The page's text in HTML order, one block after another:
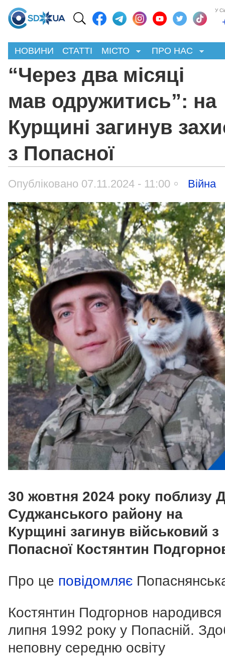
У
НОВИНИ СТАТТІ МІСТО ПРО НАС
“Через два місяці
мав одружитись”: на
Курщині загинув
з Попасної
Опубліковано 07.11.2024 - 11:00 Війна
30 жовтня 2024 року поблизу
Суджанського району на
Курщині загинув військовий з
Попасної Костянтин
Про це повідомляє
Костянтин Подгорнов
липня 1992 року у Попасній.
неповну середню освіту